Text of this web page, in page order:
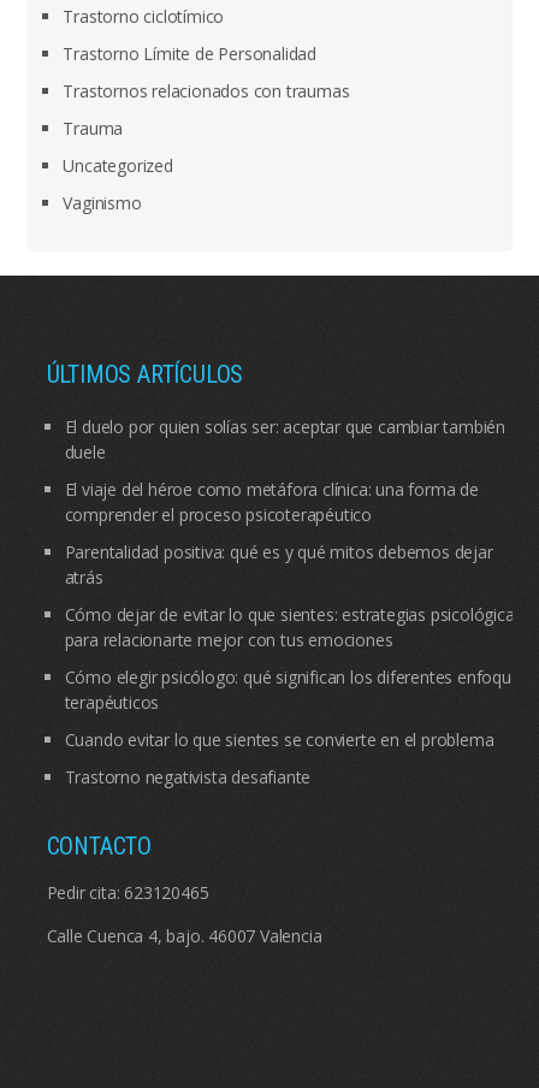
Trastorno ciclotímico
Trastorno Límite de Personalidad
Trastornos relacionados con traumas
Trauma
Uncategorized
Vaginismo
ÚLTIMOS ARTÍCULOS
El duelo por quien solías ser: aceptar que cambiar también
duele
El viaje del héroe como metáfora clínica: una forma de
comprender el proceso psicoterapéutico
Parentalidad positiva: qué es y qué mitos debemos dejar
atrás
Cómo dejar de evitar lo que sientes: estrategias psicológicas
para relacionarte mejor con tus emociones
Cómo elegir psicólogo: qué significan los diferentes enfoques
terapéuticos
Cuando evitar lo que sientes se convierte en el problema
Trastorno negativista desafiante
CONTACTO
Pedir cita: 623120465
Calle Cuenca 4, bajo. 46007 Valencia